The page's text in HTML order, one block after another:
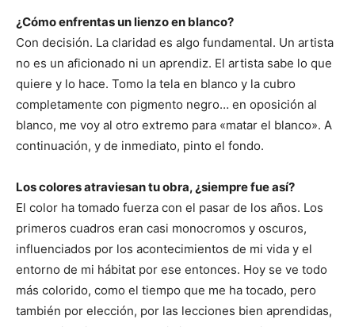
¿Cómo enfrentas un lienzo en blanco?
Con decisión. La claridad es algo fundamental. Un artista
no es un aficionado ni un aprendiz. El artista sabe lo que
quiere y lo hace. Tomo la tela en blanco y la cubro
completamente con pigmento negro… en oposición al
blanco, me voy al otro extremo para «matar el blanco». A
continuación, y de inmediato, pinto el fondo.
Los colores atraviesan tu obra, ¿siempre fue así?
El color ha tomado fuerza con el pasar de los años. Los
primeros cuadros eran casi monocromos y oscuros,
influenciados por los acontecimientos de mi vida y el
entorno de mi hábitat por ese entonces. Hoy se ve todo
más colorido, como el tiempo que me ha tocado, pero
también por elección, por las lecciones bien aprendidas,